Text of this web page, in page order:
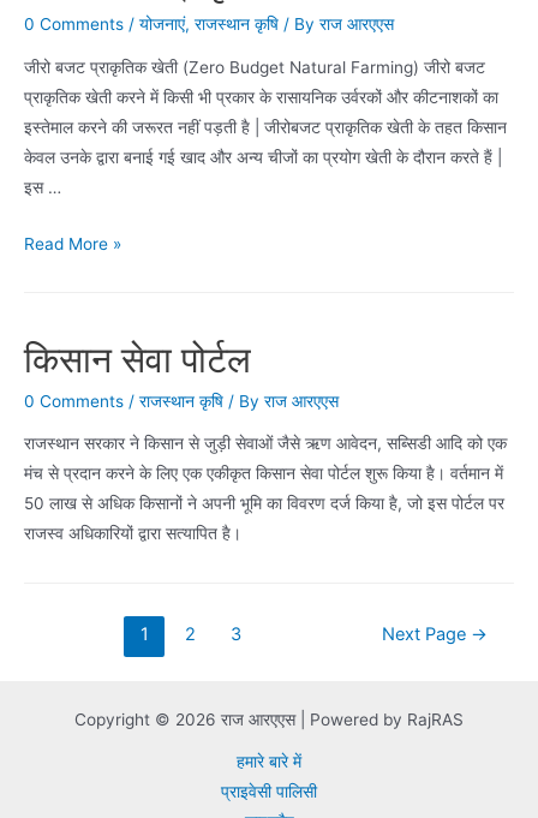
0 Comments / योजनाएं, राजस्थान कृषि / By राज आरएएस
जीरो बजट प्राकृतिक खेती (Zero Budget Natural Farming) जीरो बजट
प्राकृतिक खेती करने में किसी भी प्रकार के रासायनिक उर्वरकों और कीटनाशकों का
इस्तेमाल करने की जरूरत नहीं पड़ती है | जीरोबजट प्राकृतिक खेती के तहत किसान
केवल उनके द्वारा बनाई गई खाद और अन्य चीजों का प्रयोग खेती के दौरान करते हैं |
इस …
जीरो
Read More »
किसान सेवा पोर्टल
0 Comments / राजस्थान कृषि / By राज आरएएस
राजस्थान सरकार ने किसान से जुड़ी सेवाओं जैसे ऋण आवेदन, सब्सिडी आदि को एक
मंच से प्रदान करने के लिए एक एकीकृत किसान सेवा पोर्टल शुरू किया है। वर्तमान में
50 लाख से अधिक किसानों ने अपनी भूमि का विवरण दर्ज किया है, जो इस पोर्टल पर
राजस्व अधिकारियों द्वारा सत्यापित है।
1 2 3 Next Page →
Copyright © 2026 राज आरएएस | Powered by RajRAS
हमारे बारे में
प्राइवेसी पालिसी